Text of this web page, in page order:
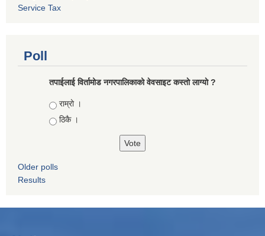
Service Tax
Poll
तपाईलाई विर्तामोड नगरपालिकाको वेवसाइट कस्ताे लाग्याे ?
Choices
राम्रो ।
ठिकै ।
Older polls
Results